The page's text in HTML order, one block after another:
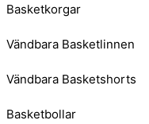
Basketkorgar
Vändbara Basketlinnen
Vändbara Basketshorts
Basketbollar